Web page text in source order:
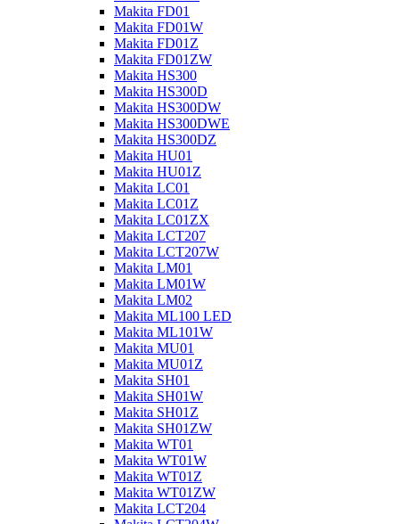
Makita FD01
Makita FD01W
Makita FD01Z
Makita FD01ZW
Makita HS300
Makita HS300D
Makita HS300DW
Makita HS300DWE
Makita HS300DZ
Makita HU01
Makita HU01Z
Makita LC01
Makita LC01Z
Makita LC01ZX
Makita LCT207
Makita LCT207W
Makita LM01
Makita LM01W
Makita LM02
Makita ML100 LED
Makita ML101W
Makita MU01
Makita MU01Z
Makita SH01
Makita SH01W
Makita SH01Z
Makita SH01ZW
Makita WT01
Makita WT01W
Makita WT01Z
Makita WT01ZW
Makita LCT204